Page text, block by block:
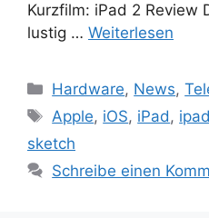
Kurzfilm: iPad 2 Review
lustig … Weiterlesen
Kategorien
Hardware, News,
Schlagwörter
Apple, iOS, iPad,
sketch
Schreibe einen